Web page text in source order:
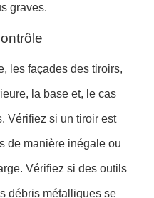
graves.
les façades des tiroirs,
la base et, le cas
Vérifiez si un tiroir est
de manière inégale ou
Vérifiez si des outils
débris métalliques se